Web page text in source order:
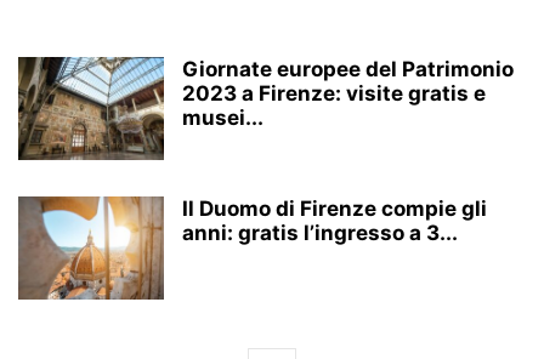
Giornate europee del Patrimonio
2023 a Firenze: visite gratis e
musei...
Il Duomo di Firenze compie gli
anni: gratis l’ingresso a 3...